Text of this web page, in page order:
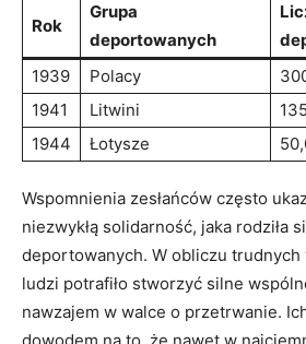
Rok
Grupa
deportowanych
1939
Polacy
1941
Litwini
1944
Łotysze
Wspomnienia zesłańców często
niezwykłą solidarność, jaka rodziła
deportowanych. W obliczu
ludzi potrafiło stworzyć silne
nawzajem w walce o przetrwanie.